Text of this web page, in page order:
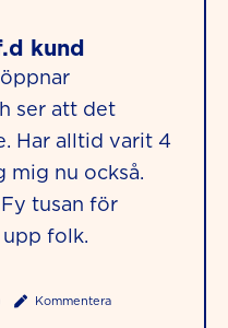
kund
ser att det
Har alltid varit 4
nu också.
tusan för
folk.
Kommentera